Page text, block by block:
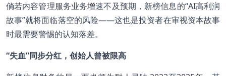
倘若内容管理服务业务增速不及预期，新榜信息的“AI高利润
故事”就将面临落空的风险——这也是投资者在审视资本故事
时最需要警惕的认知落差。
“失血”同步分红，创始人曾被限高